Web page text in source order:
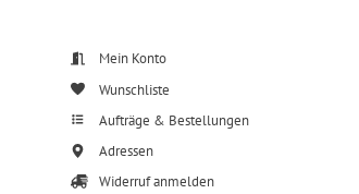
Mein Konto
Wunschliste
Aufträge & Bestellungen
Adressen
Widerruf anmelden